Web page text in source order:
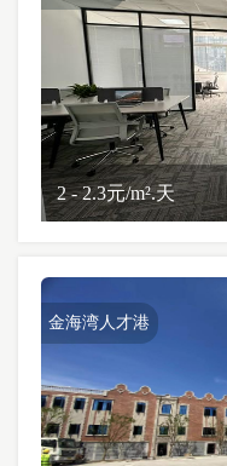
2 - 2.3元/m².天
金海湾人才港